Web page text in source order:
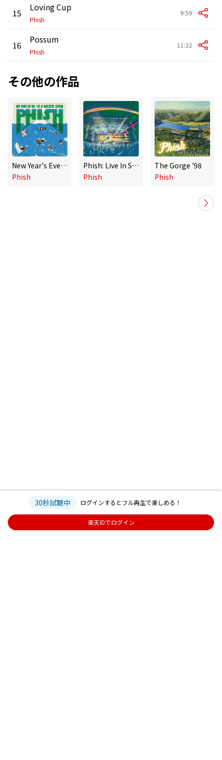
15 Loving Cup
Phish
9:59
16 Possum
Phish
11:32
その他の作品
New Year's Eve 1993, Live At Worcester Centrum
Phish
Phish: Live In Saratoga Springs 2025 (Live)
Phish
The Gorge '98
Phish
30秒試聴中 ログインするとフル再生で楽しめる！
楽天IDでログイン